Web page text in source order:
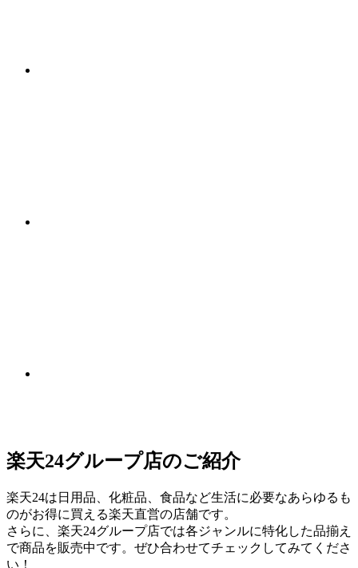
楽天24グループ店のご紹介
楽天24は日用品、化粧品、食品など生活に必要なあらゆるも
のがお得に買える楽天直営の店舗です。
さらに、楽天24グループ店では各ジャンルに特化した品揃え
で商品を販売中です。ぜひ合わせてチェックしてみてくださ
い！